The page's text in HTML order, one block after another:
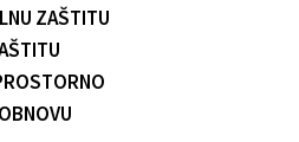
ZAŠTITU